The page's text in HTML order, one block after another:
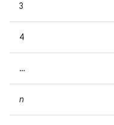
3
4
…
n